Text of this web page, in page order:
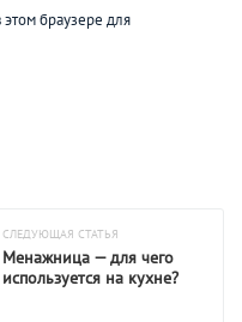
браузере для
СЛЕДУЮЩАЯ СТАТЬЯ
Менажница — для чего
используется на кухне?